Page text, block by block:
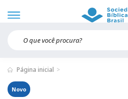
Página inicial
Novo